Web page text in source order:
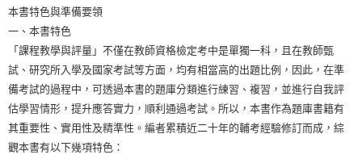
本書特色與準備要領
一、本書特色
「課程教學與評量」不僅在教師資格檢定考中是單獨一科，且在教師甄
試、研究所入學及國家考試等方面，均有相當高的出題比例，因此，在準
備考試的過程中，可透過本書的題庫分類進行練習、複習，並進行自我評
估學習情形，提升應答實力，順利通過考試。所以，本書作為題庫書籍有
其重要性、實用性及精準性。編者累積近二十年的輔考經驗修訂而成，綜
觀本書有以下幾項特色：